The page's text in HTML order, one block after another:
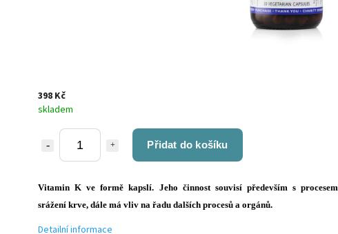
398 Kč
skladem
Přidat do košíku
Vitamin K ve formě kapslí. Jeho činnost souvisí především s procesem
srážení krve, dále má vliv na řadu dalších procesů a orgánů.
Detailní informace